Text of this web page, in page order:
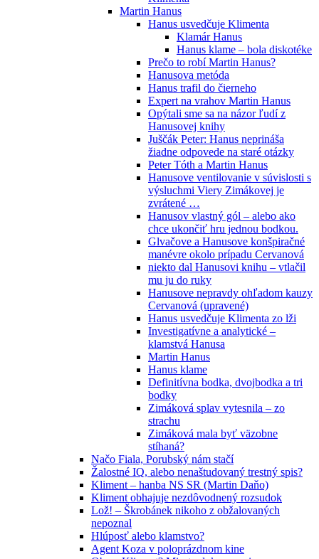
Martin Hanus
Hanus usvedčuje Klimenta
Klamár Hanus
Hanus klame – bola diskotéke
Prečo to robí Martin Hanus?
Hanusova metóda
Hanus trafil do čierneho
Expert na vrahov Martin Hanus
Opýtali sme sa na názor ľudí z
Hanusovej knihy
Juščák Peter: Hanus neprináša
žiadne odpovede na staré otázky
Peter Tóth a Martin Hanus
Hanusove ventilovanie v súvislosti s
výsluchmi Viery Zimákovej je
zvrátené …
Hanusov vlastný gól – alebo ako
chce ukončiť hru jednou bodkou.
Glvačove a Hanusove konšpiračné
manévre okolo prípadu Cervanová
niekto dal Hanusovi knihu – vtlačil
mu ju do ruky
Hanusove nepravdy ohľadom kauzy
Cervanová (upravené)
Hanus usvedčuje Klimenta zo lži
Investigatívne a analytické –
klamstvá Hanusa
Martin Hanus
Hanus klame
Definitívna bodka, dvojbodka a tri
bodky
Zimáková splav vytesnila – zo
strachu
Zimáková mala byť väzobne
stíhaná?
Načo Fiala, Porubský nám stačí
Žalostné IQ, alebo nenaštudovaný trestný spis?
Kliment – hanba NS SR (Martin Daňo)
Kliment obhajuje nezdôvodnený rozsudok
Lož! – Škrobánek nikoho z obžalovaných
nepoznal
Hlúposť alebo klamstvo?
Agent Koza v poloprázdnom kine